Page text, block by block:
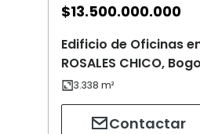
$13.500.000.000
Edificio de Oficinas
ROSALES CHICO,
Contactar